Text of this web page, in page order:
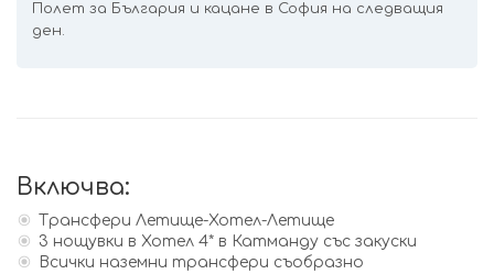
Полет за България и кацане в София на следващия
ден.
Включва:
Трансфери Летище-Хотел-Летище
3 нощувки в Хотел 4* в Катманду със закуски
Всички наземни трансфери съобразно